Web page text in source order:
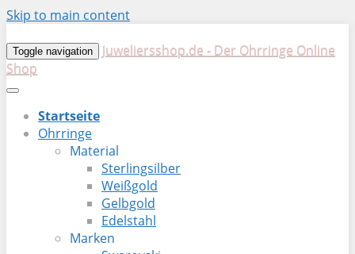
Skip to main content
Toggle navigation
Juweliersshop.de - Der Ohrringe Online
Shop
Startseite
Ohrringe
Material
Sterlingsilber
Weißgold
Gelbgold
Edelstahl
Marken